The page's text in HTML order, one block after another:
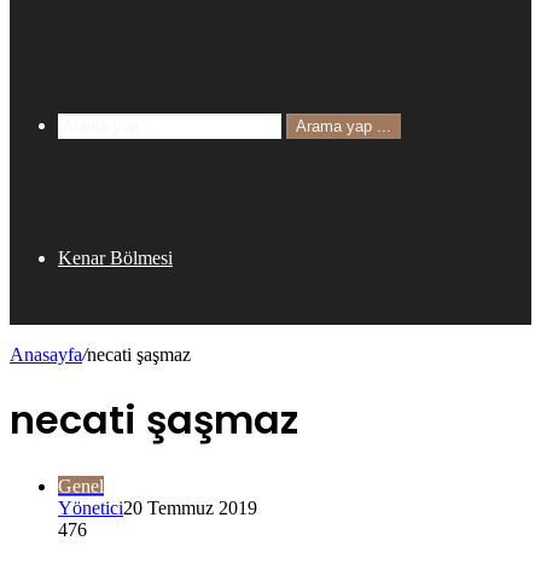
Arama yap ...
Kenar Bölmesi
Anasayfa/necati şaşmaz
necati şaşmaz
Genel
Yönetici20 Temmuz 2019
476